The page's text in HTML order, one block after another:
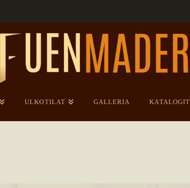
ULKOTILAT GALLERIA KATALOGIT